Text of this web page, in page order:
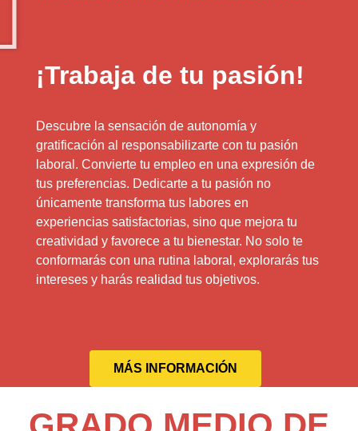
¡Trabaja de tu pasión!
Descubre la sensación de autonomía y
gratificación al responsabilizarte con tu pasión
laboral. Convierte tu empleo en una expresión de
tus preferencias. Dedicarte a tu pasión no
únicamente transforma tus labores en
experiencias satisfactorias, sino que mejora tu
creatividad y favorece a tu bienestar. No solo te
conformarás con una rutina laboral, explorarás tus
intereses y harás realidad tus objetivos.
MÁS INFORMACIÓN